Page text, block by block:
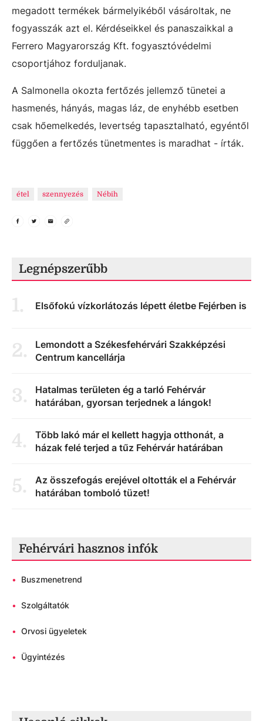
megadott termékek bármelyikéből vásároltak, ne
fogyasszák azt el. Kérdéseikkel és panaszaikkal a
Ferrero Magyarország Kft. fogyasztóvédelmi
csoportjához forduljanak.
A Salmonella okozta fertőzés jellemző tünetei a
hasmenés, hányás, magas láz, de enyhébb esetben
csak hőemelkedés, levertség tapasztalható, egyéntől
függően a fertőzés tünetmentes is maradhat - írták.
étel szennyezés Nébih
Legnépszerűbb
1. Elsőfokú vízkorlátozás lépett életbe Fejérben is
2.
Lemondott a Székesfehérvári Szakképzési
Centrum kancellárja
3.
Hatalmas területen ég a tarló Fehérvár
határában, gyorsan terjednek a lángok!
4.
Több lakó már el kellett hagyja otthonát, a
házak felé terjed a tűz Fehérvár határában
5.
Az összefogás erejével oltották el a Fehérvár
határában tomboló tüzet!
Fehérvári hasznos infók
• Buszmenetrend
• Szolgáltatók
• Orvosi ügyeletek
• Ügyintézés